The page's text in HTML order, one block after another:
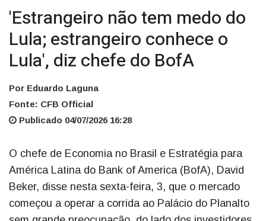
'Estrangeiro não tem medo do
Lula; estrangeiro conhece o
Lula', diz chefe do BofA
Por Eduardo Laguna
Fonte: CFB Official
Publicado 04/07/2026 16:28
O chefe de Economia no Brasil e Estratégia para
América Latina do Bank of America (BofA), David
Beker, disse nesta sexta-feira, 3, que o mercado
começou a operar a corrida ao Palácio do Planalto